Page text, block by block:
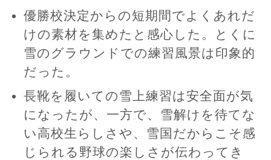
優勝校決定からの短期間でよくあれだ
けの素材を集めたと感心した。とくに
雪のグラウンドでの練習風景は印象的
だった。
長靴を履いての雪上練習は安全面が気
になったが、一方で、雪解けを待てな
い高校生らしさや、雪国だからこそ感
じられる野球の楽しさが伝わってき